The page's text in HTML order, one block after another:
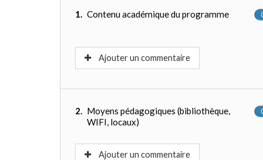
1. Contenu académique du programme
Ajouter un commentaire
2. Moyens pédagogiques (bibliothèque,
WIFI, locaux)
Ajouter un commentaire